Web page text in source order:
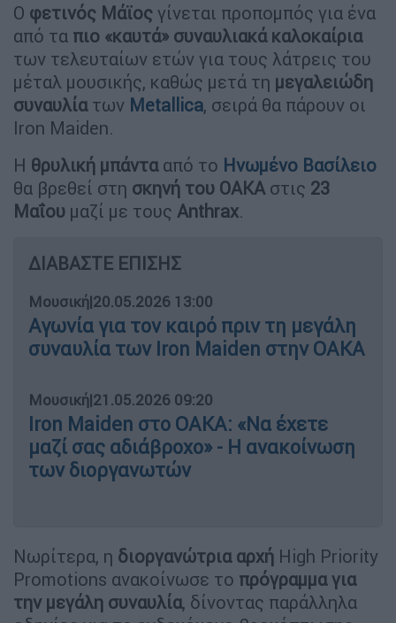
Ο φετινός Μάϊος γίνεται προπομπός για ένα
από τα πιο «καυτά» συναυλιακά καλοκαίρια
των τελευταίων ετών για τους λάτρεις του
μέταλ μουσικής, καθώς μετά τη μεγαλειώδη
συναυλίατων Metallica, σειρά θα πάρουν οι
Iron Maiden.
Η θρυλική μπάντααπό το Ηνωμένο Βασίλειο
θα βρεθεί στη σκηνή του ΟΑΚΑ στις 23
Μαΐου μαζί με τους Anthrax.
ΔΙΑΒΑΣΤΕ ΕΠΙΣΗΣ
Μουσική|20.05.2026 13:00
Αγωνία για τον καιρό πριν τη μεγάλη
συναυλία των Iron Maiden στην ΟΑΚΑ
Μουσική|21.05.2026 09:20
Iron Maiden στο ΟAKA: «Να έχετε
μαζί σας αδιάβροχο» - Η ανακοίνωση
των διοργανωτών
Νωρίτερα, η διοργανώτρια αρχή High Priority
Promotions ανακοίνωσε το πρόγραμμα για
την μεγάλη συναυλία, δίνοντας παράλληλα